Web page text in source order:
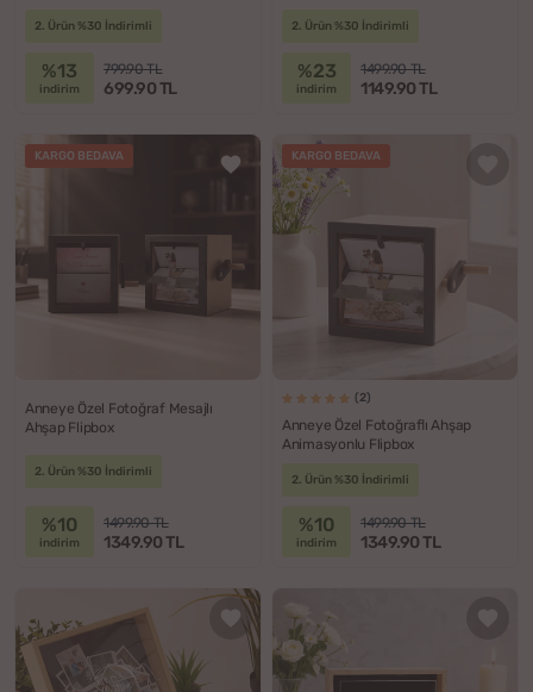
2. Ürün %30 İndirimli
%13
indirim
799.90 TL
699.90 TL
2. Ürün %30 İndirimli
%23
indirim
1499.90 TL
1149.90 TL
KARGO BEDAVA
Anneye Özel Fotoğraf Mesajlı
Ahşap Flipbox
2. Ürün %30 İndirimli
%10
indirim
1499.90 TL
1349.90 TL
KARGO BEDAVA
(2)
Anneye Özel Fotoğraflı Ahşap
Animasyonlu Flipbox
2. Ürün %30 İndirimli
%10
indirim
1499.90 TL
1349.90 TL